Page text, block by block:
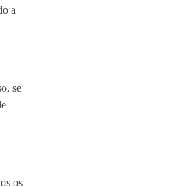
a
se
os